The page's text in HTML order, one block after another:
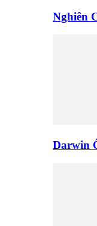
Nghiên
Darwin